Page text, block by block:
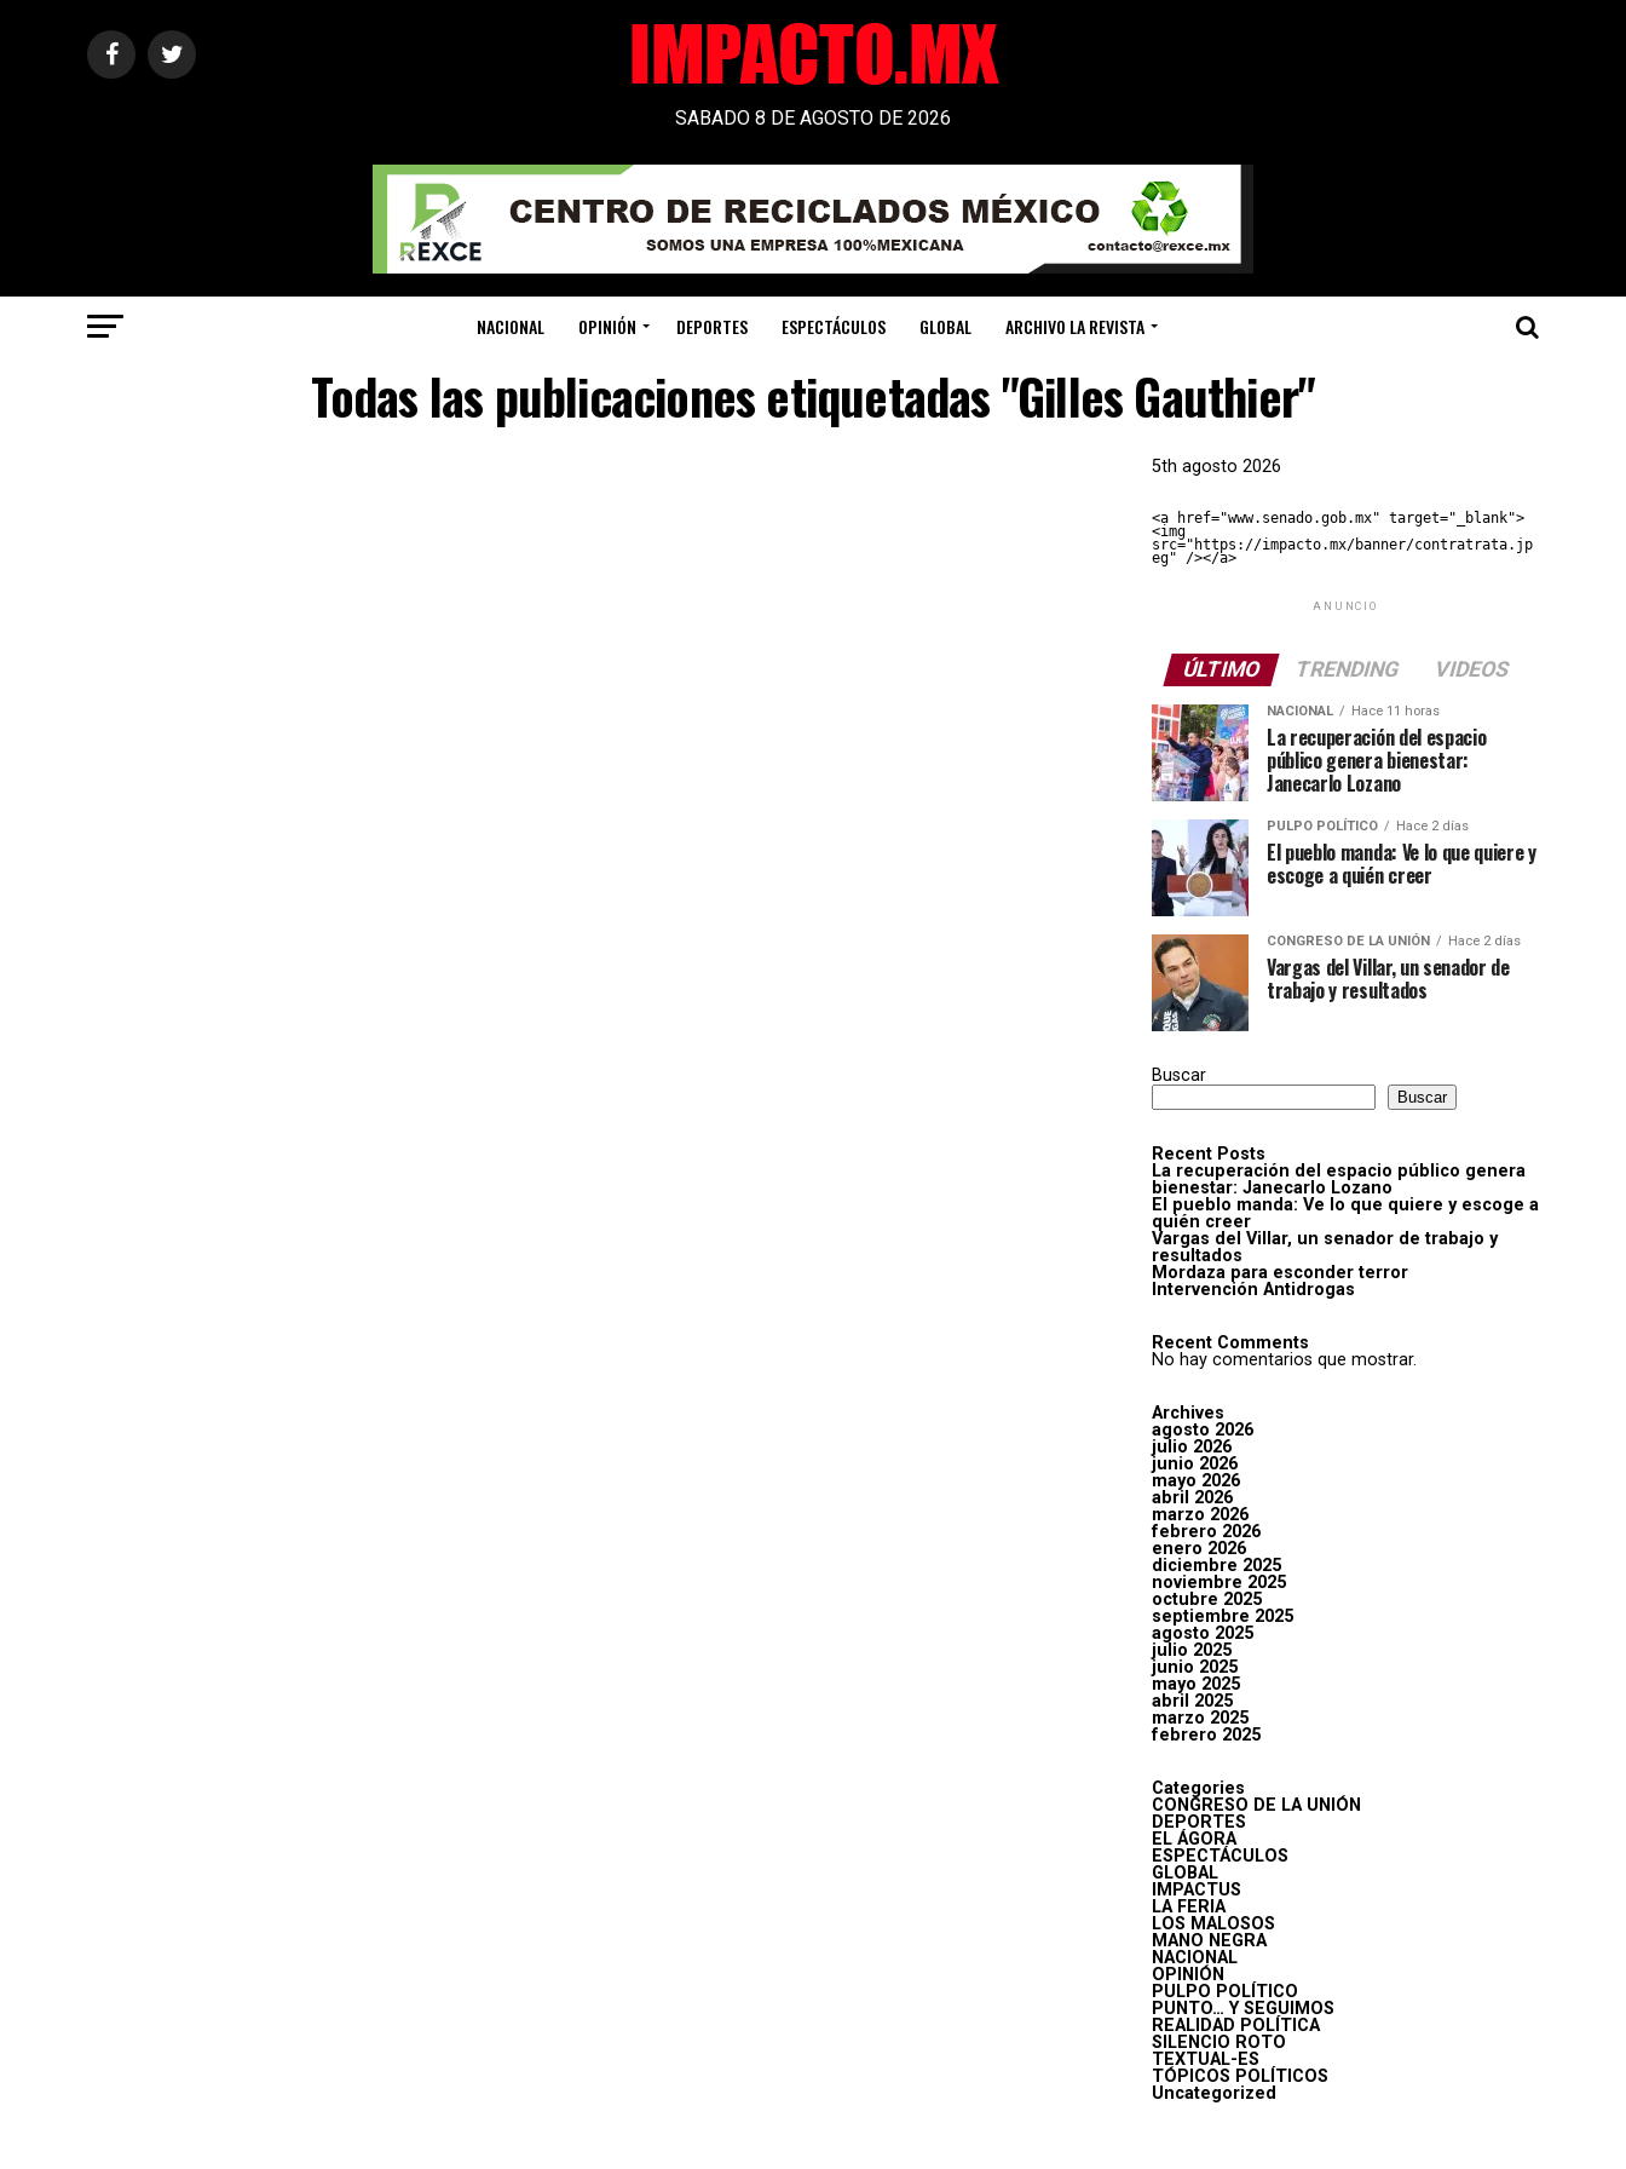
SABADO 8 DE AGOSTO DE 2026
NACIONAL OPINIÓN DEPORTES ESPECTÁCULOS GLOBAL ARCHIVO LA REVISTA
Todas las publicaciones etiquetadas "Gilles Gauthier"
5th agosto 2026
<a href="www.senado.gob.mx" target="_blank">
<img
src="https://impacto.mx/banner/contratrata.jp
eg" /></a>
ANUNCIO
ÚLTIMO TRENDING VIDEOS
NACIONAL Hace 11 horas
La recuperación del espacio
público genera bienestar:
Janecarlo Lozano
PULPO POLÍTICO Hace 2 días
El pueblo manda: Ve lo que quiere y
escoge a quién creer
CONGRESO DE LA UNIÓN Hace 2 días
Vargas del Villar, un senador de
trabajo y resultados
Buscar
Buscar
Recent Posts
La recuperación del espacio público genera
bienestar: Janecarlo Lozano
El pueblo manda: Ve lo que quiere y escoge a
quién creer
Vargas del Villar, un senador de trabajo y
resultados
Mordaza para esconder terror
Intervención Antidrogas
Recent Comments
No hay comentarios que mostrar.
Archives
agosto 2026
julio 2026
junio 2026
mayo 2026
abril 2026
marzo 2026
febrero 2026
enero 2026
diciembre 2025
noviembre 2025
octubre 2025
septiembre 2025
agosto 2025
julio 2025
junio 2025
mayo 2025
abril 2025
marzo 2025
febrero 2025
Categories
CONGRESO DE LA UNIÓN
DEPORTES
EL ÁGORA
ESPECTÁCULOS
GLOBAL
IMPACTUS
LA FERIA
LOS MALOSOS
MANO NEGRA
NACIONAL
OPINIÓN
PULPO POLÍTICO
PUNTO… Y SEGUIMOS
REALIDAD POLÍTICA
SILENCIO ROTO
TEXTUAL-ES
TÓPICOS POLÍTICOS
Uncategorized